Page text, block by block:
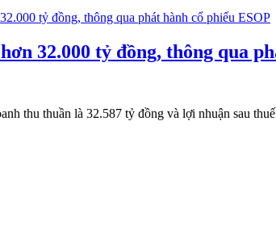
32.000 tỷ đồng, thông qua
thu thuần là 32.587 tỷ đồng và lợi nhuận sau